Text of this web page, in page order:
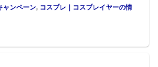
ャンペーン, コスプレ｜コスプレイヤーの情